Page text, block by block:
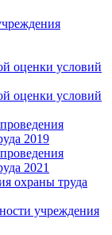
оценки условий
оценки условий
2019
2021
охраны труда
учреждения